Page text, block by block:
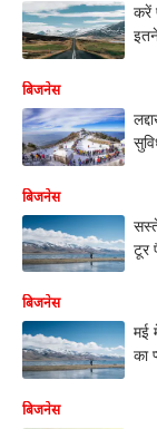
करें
बिजनेस
बिजनेस
टूर
बिजनेस
मई
का
बिजनेस